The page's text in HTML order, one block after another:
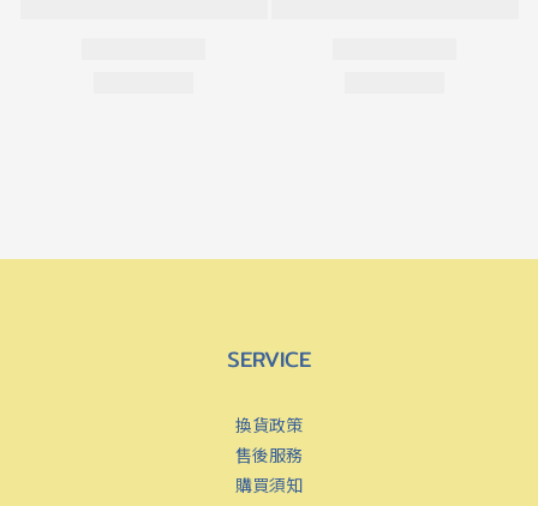
SERVICE
換貨政策
售後服務
購買須知